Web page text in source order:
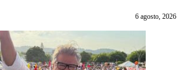
6 agosto, 2026